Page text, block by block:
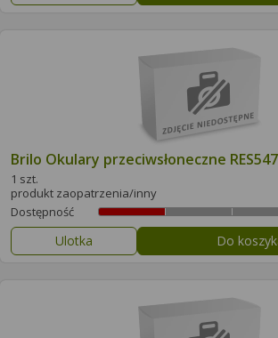
Brilo Okulary przeciwsłoneczne
1 szt.
produkt zaopatrzenia/inny
Dostępność
Ulotka Do